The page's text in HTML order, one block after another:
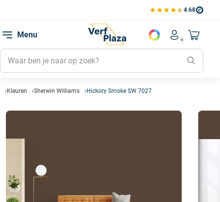
4.68
Bekijk de verfplaza
Menu
Account
Mijn
Naar
Kleuren Sherwin Williams Hickory Smoke SW 7027